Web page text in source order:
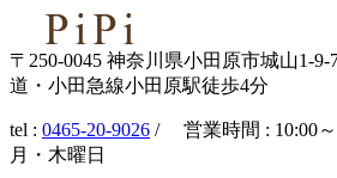
〒250-0045 神奈川県小田原市城山1-
道・小田急線小田原駅徒歩4分
tel : 0465-20-9026 / 営業時間 : 10:00
月・木曜日